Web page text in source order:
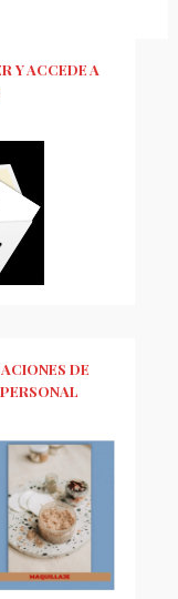
Y ACCEDE A
DE